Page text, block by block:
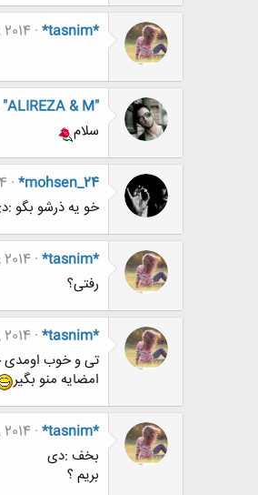
*tasnim*
"ALIREZA & M"
سلام
*mohsen_24
خو یه ذرشو بگو
*tasnim*
رفتی؟
*tasnim*
تی و خوب
امضایه منو بگیر
*tasnim*
بخف :دی
بریم ؟